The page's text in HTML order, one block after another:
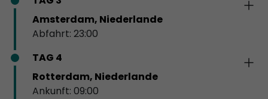
Amsterdam, Niederlande
Abfahrt: 23:00
TAG 4
Rotterdam, Niederlande
Ankunft: 09:00